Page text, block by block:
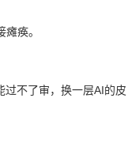
痪。
过不了审，换一层AI的皮